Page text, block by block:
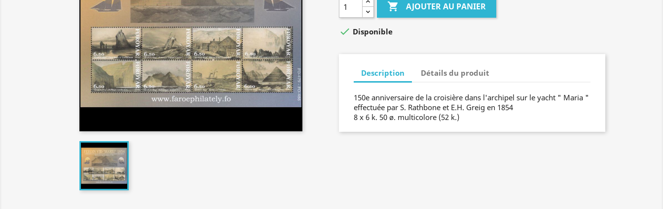
 AJOUTER AU PANIER
 Disponible
Description Détails du produit
150e anniversaire de la croisière dans l'archipel sur le yacht " Maria "
effectuée par S. Rathbone et E.H. Greig en 1854
8 x 6 k. 50 ø. multicolore (52 k.)